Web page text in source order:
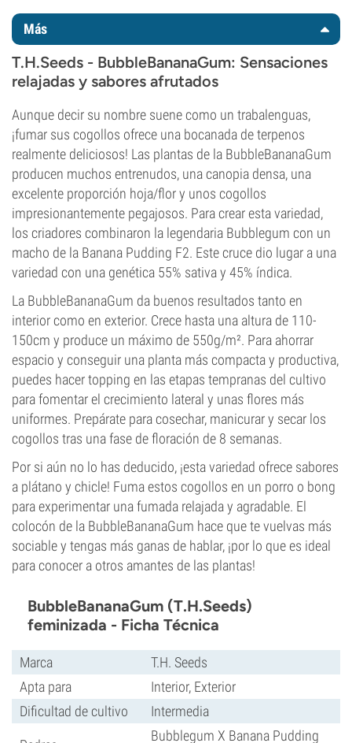
Más
T.H.Seeds - BubbleBananaGum: Sensaciones
relajadas y sabores afrutados
Aunque decir su nombre suene como un trabalenguas,
¡fumar sus cogollos ofrece una bocanada de terpenos
realmente deliciosos! Las plantas de la BubbleBananaGum
producen muchos entrenudos, una canopia densa, una
excelente proporción hoja/flor y unos cogollos
impresionantemente pegajosos. Para crear esta variedad,
los criadores combinaron la legendaria Bubblegum con un
macho de la Banana Pudding F2. Este cruce dio lugar a una
variedad con una genética 55% sativa y 45% índica.
La BubbleBananaGum da buenos resultados tanto en
interior como en exterior. Crece hasta una altura de 110-
150cm y produce un máximo de 550g/m². Para ahorrar
espacio y conseguir una planta más compacta y productiva,
puedes hacer topping en las etapas tempranas del cultivo
para fomentar el crecimiento lateral y unas flores más
uniformes. Prepárate para cosechar, manicurar y secar los
cogollos tras una fase de floración de 8 semanas.
Por si aún no lo has deducido, ¡esta variedad ofrece sabores
a plátano y chicle! Fuma estos cogollos en un porro o bong
para experimentar una fumada relajada y agradable. El
colocón de la BubbleBananaGum hace que te vuelvas más
sociable y tengas más ganas de hablar, ¡por lo que es ideal
para conocer a otros amantes de las plantas!
BubbleBananaGum (T.H.Seeds)
feminizada - Ficha Técnica
Marca
T.H. Seeds
Apta para
Interior, Exterior
Dificultad de cultivo
Intermedia
Bubblegum X Banana Pudding